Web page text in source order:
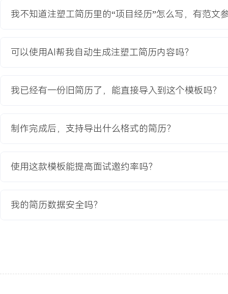
项目职责：
1.工艺攻坚：负责解决A柱装饰板高光面熔接痕与B件哑光皮纹料花
至XXX%。
2.效率提升：分析全流程生产瓶颈，针对C件组装骨架生产周期长的
能达标。
3.质量体系搭建：为项目建立从原料入库到成品出货的全过程质量控
4.量产移交：编写全套量产作业指导书、设备点检表与工艺参数库，
准化作业培训，确保项目从试产到批量生产的平稳过渡。
1.项目量产阶段产品综合合格率稳定在XXX%以上，超过客户XXX%
需求，项目期内准时交付率达100%。
我不知道注塑工简历里的“项目经历”怎么写，有范文
可以使用AI帮我自动生成注塑工简历内容吗？
我已经有一份旧简历了，能直接导入到这个模板吗？
制作完成后，支持导出什么格式的简历？
使用这款模板能提高面试邀约率吗？
我的简历数据安全吗？